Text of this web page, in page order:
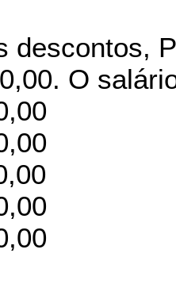
descontos,
O